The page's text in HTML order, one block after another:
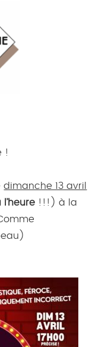
!
dimanche 13 avril
!!!) à la